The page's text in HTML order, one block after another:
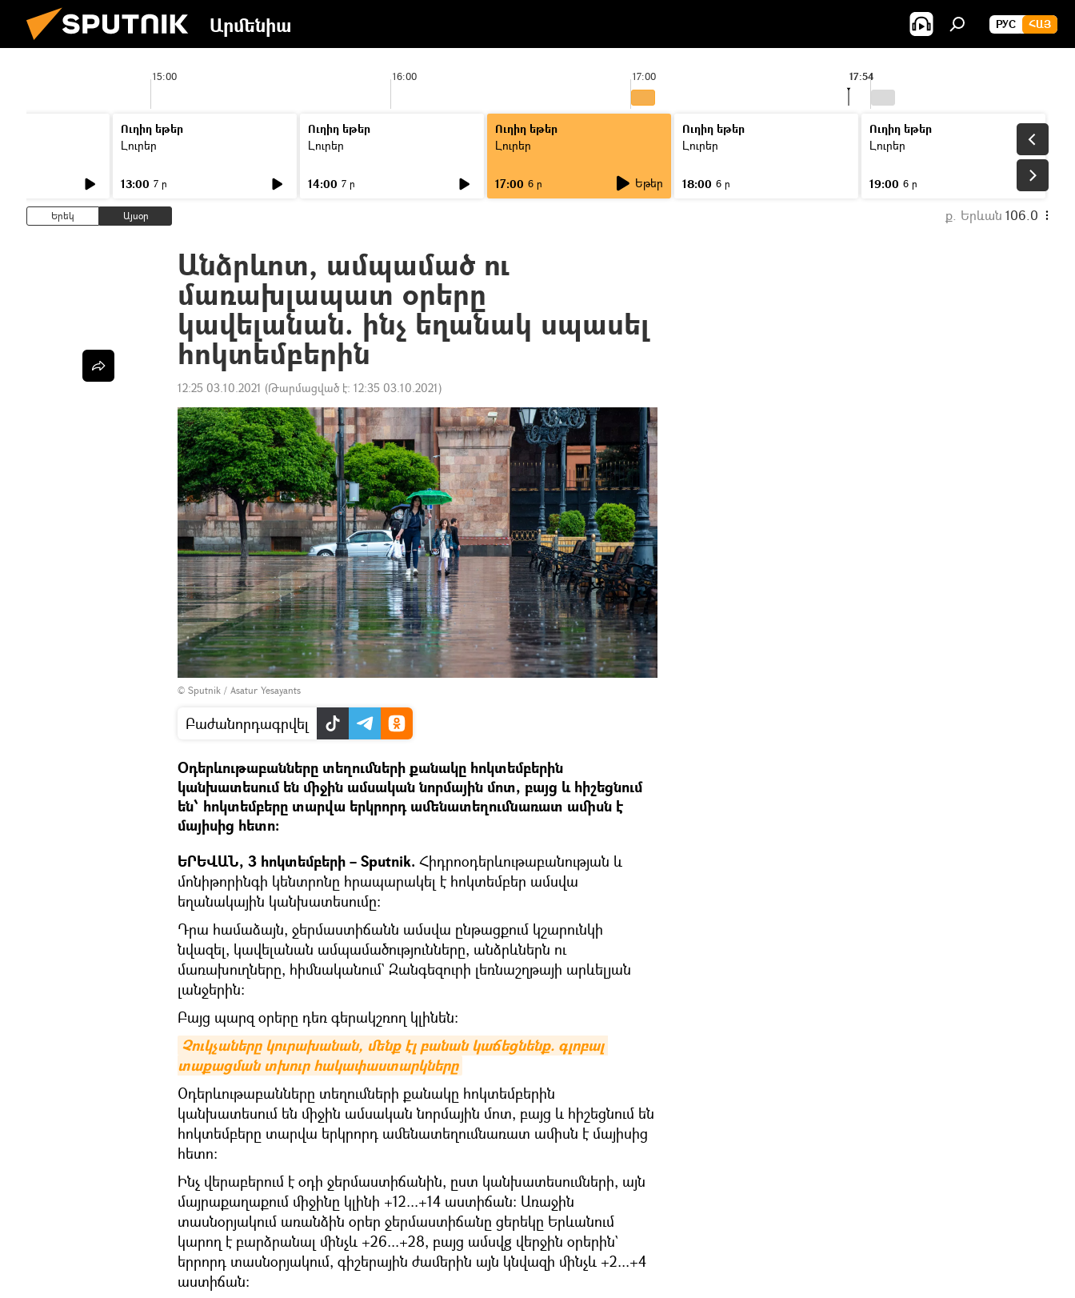
Արմենիա РУС ՀԱՅ
15:00 16:00 17:00 17:54
Ուղիղ եթեր
Լուրեր
13:00 7 ր
Ուղիղ եթեր
Լուրեր
14:00 7 ր
Ուղիղ եթեր
Լուրեր
17:00 6 ր Եթեր
Ուղիղ եթեր
Լուրեր
18:00 6 ր
Ուղիղ եթեր
Լուրեր
19:00 6 ր
Երեկ Այսօր ք. Երևան 106.0
Անձրևոտ, ամպամած ու
մառախլապատ օրերը
կավելանան. ինչ եղանակ սպասել
հոկտեմբերին
12:25 03.10.2021 (Թարմացված է: 12:35 03.10.2021)
© Sputnik / Asatur Yesayants
Բաժանորդագրվել
Օդերևութաբանները տեղումների քանակը հոկտեմբերին
կանխատեսում են միջին ամսական նորմային մոտ, բայց և հիշեցնում
են՝ հոկտեմբերը տարվա երկրորդ ամենատեղումնառատ ամիսն է
մայիսից հետո։
ԵՐԵՎԱՆ, 3 հոկտեմբերի – Sputnik. Հիդրոօդերևութաբանության և
մոնիթորինգի կենտրոնը հրապարակել է հոկտեմբեր ամսվա
եղանակային կանխատեսումը։
Դրա համաձայն, ջերմաստիճանն ամսվա ընթացքում կշարունկի
նվազել, կավելանան ամպամածությունները, անձրևներն ու
մառախուղները, հիմնականում` Զանգեզուրի լեռնաշղթայի արևելյան
լանջերին:
Բայց պարզ օրերը դեռ գերակշռող կլինեն։
Չուկչաները կուրախանան, մենք էլ բանան կաճեցնենք. գլոբալ
տաքացման տխուր հակափաստարկները
Օդերևութաբանները տեղումների քանակը հոկտեմբերին
կանխատեսում են միջին ամսական նորմային մոտ, բայց և հիշեցնում են
հոկտեմբերը տարվա երկրորդ ամենատեղումնառատ ամիսն է մայիսից
հետո։
Ինչ վերաբերում է օդի ջերմաստիճանին, ըստ կանխատեսումների, այն
մայրաքաղաքում միջինը կլինի +12...+14 աստիճան։ Առաջին
տասնօրյակում առանձին օրեր ջերմաստիճանը ցերեկը Երևանում
կարող է բարձրանալ մինչև +26...+28, բայց ամսվg վերջին օրերին`
երրորդ տասնօրյակում, գիշերային ժամերին այն կնվազի մինչև +2...+4
աստիճան։